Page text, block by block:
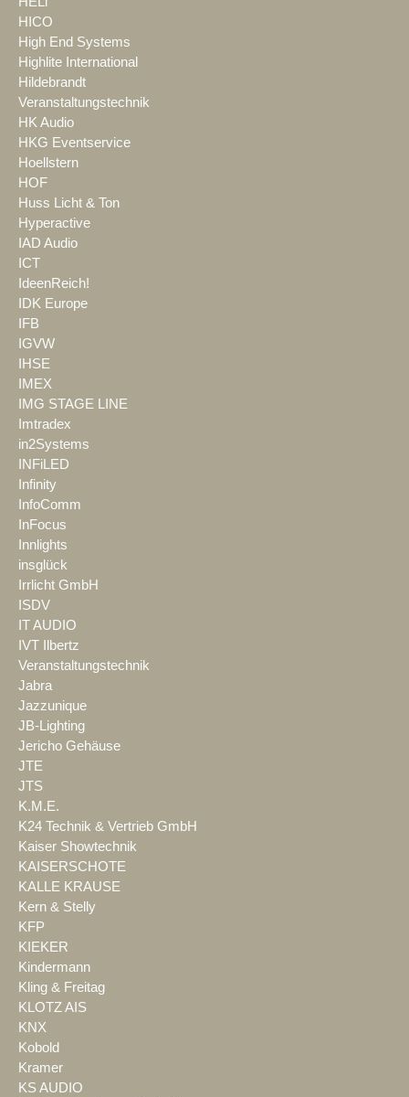
HICO
High End Systems
Highlite International
Hildebrandt
Veranstaltungstechnik
HK Audio
HKG Eventservice
Hoellstern
HOF
Huss Licht & Ton
Hyperactive
IAD Audio
ICT
IdeenReich!
IDK Europe
IFB
IGVW
IHSE
IMEX
IMG STAGE LINE
Imtradex
in2Systems
INFiLED
Infinity
InfoComm
InFocus
Innlights
insglück
Irrlicht GmbH
ISDV
IT AUDIO
IVT Ilbertz
Veranstaltungstechnik
Jabra
Jazzunique
JB-Lighting
Jericho Gehäuse
JTE
JTS
K.M.E.
K24 Technik & Vertrieb GmbH
Kaiser Showtechnik
KAISERSCHOTE
KALLE KRAUSE
Kern & Stelly
KFP
KIEKER
Kindermann
Kling & Freitag
KLOTZ AIS
KNX
Kobold
Kramer
KS AUDIO